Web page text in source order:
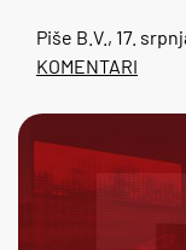
Piše B.V. , 17.
KOMENTARI